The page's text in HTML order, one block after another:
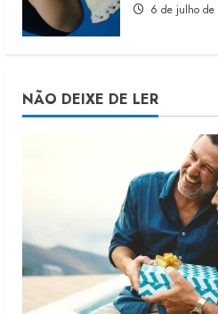
6 de julho de
NÃO DEIXE DE LER